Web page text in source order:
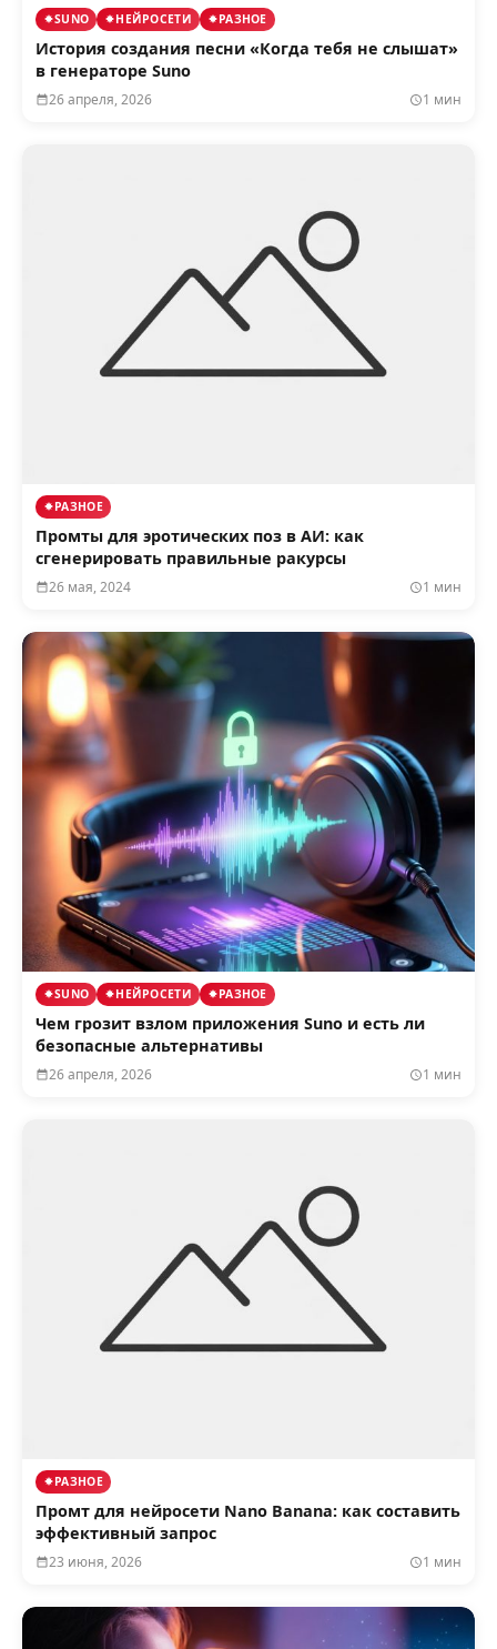
SUNO НЕЙРОСЕТИ РАЗНОЕ
История создания песни «Когда тебя не слышат»
в генераторе Suno
26 апреля, 2026 1 мин
РАЗНОЕ
Промты для эротических поз в АИ: как
сгенерировать правильные ракурсы
26 мая, 2024 1 мин
SUNO НЕЙРОСЕТИ РАЗНОЕ
Чем грозит взлом приложения Suno и есть ли
безопасные альтернативы
26 апреля, 2026 1 мин
РАЗНОЕ
Промт для нейросети Nano Banana: как составить
эффективный запрос
23 июня, 2026 1 мин